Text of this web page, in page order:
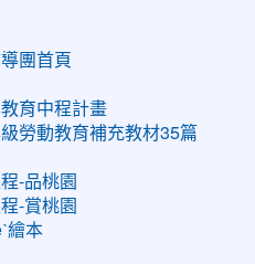
團首頁
育中程計畫
勞動教育補充教材35篇
-品桃園
-賞桃園
繪本